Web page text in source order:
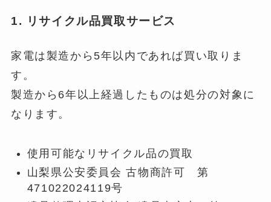
1. リサイクル品買取サービス
家電は製造から5年以内であれば買い取りま
す。
製造から6年以上経過したものは処分の対象に
なります。
使用可能なリサイクル品の買取
山梨県公安委員会 古物商許可 第
471022024119号